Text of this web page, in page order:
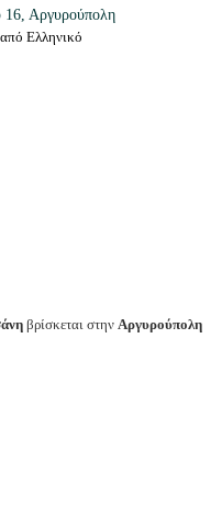
, Αργυρούπολη
Ελληνικό
βρίσκεται στην Αργυρούπολη